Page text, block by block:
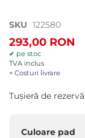
Treci
la
începutul
galeriei
de
SKU 122580
293,00 RON
✔ pe stoc
TVA inclus
+ Costuri livrare
Tușieră de
Culoare pad